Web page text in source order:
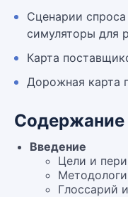
Сценарии
симуляторы для
Карта
Дорожная карта
Содержание
Введение
Цели и
Глоссарий